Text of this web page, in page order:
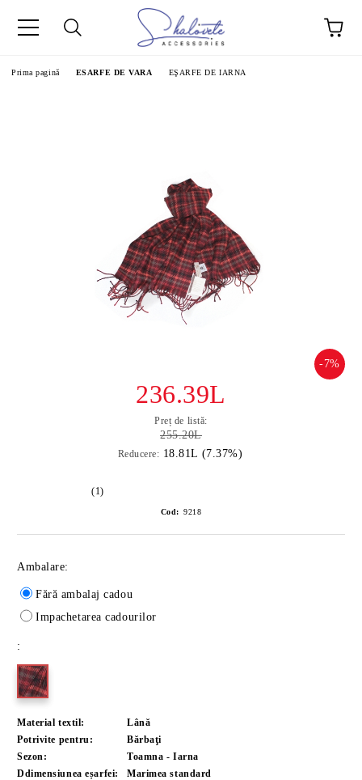
Prima pagină ESARFE DE VARA EŞARFE DE IARNA
-7%
236.39L
Preț de listă:
255.20L
Reducere: 18.81L (7.37%)
(1)
Cod: 9218
Ambalare:
Fără ambalaj cadou
Impachetarea cadourilor
:
Material textil:
Lână
Potrivite pentru:
Bărbaţi
Sezon:
Toamna - Iarna
Ddimensiunea eșarfei:
Marimea standard